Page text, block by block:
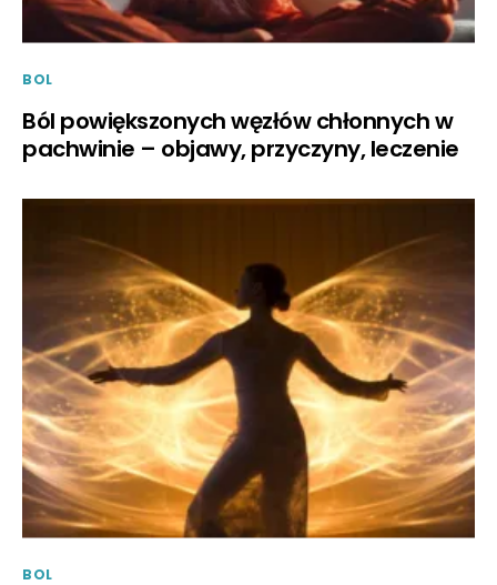
BOL
Ból powiększonych węzłów chłonnych w
pachwinie – objawy, przyczyny, leczenie
BOL